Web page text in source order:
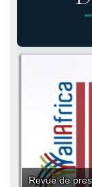
Revue de